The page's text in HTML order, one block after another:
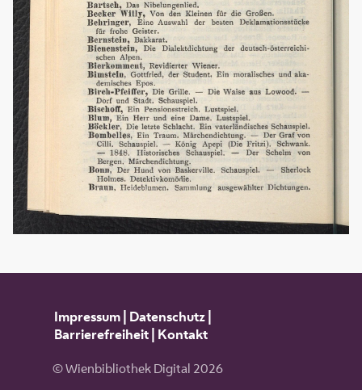
Impressum| Datenschutz|
Barrierefreiheit| Kontakt
© Wienbibliothek Digital 2026